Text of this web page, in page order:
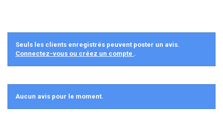
Seuls les clients enregistrés peuvent poster un avis.
Connectez-vous ou créez un compte .
Aucun avis pour le moment.